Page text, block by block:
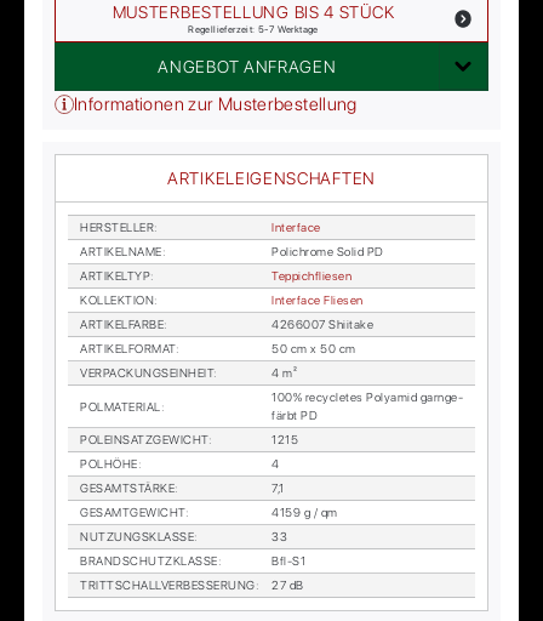
MUSTERBESTELLUNG BIS 4 STÜCK
Regellieferzeit: 5-7 Werktage
ANGEBOT ANFRAGEN
Informationen zur Musterbestellung
ARTIKELEIGENSCHAFTEN
HER­STEL­LER:
In­ter­face
AR­TI­KEL­NA­ME:
Po­lichro­me So­lid PD
AR­TI­KEL­TYP:
Tep­pich­flie­sen
KOL­LEK­TI­ON:
In­ter­face Flie­sen
AR­TI­KEL­FAR­BE:
4266007 Shii­ta­ke
AR­TI­KEL­FOR­MAT:
50 cm x 50 cm
VER­PA­CKUNGS­EIN­HEIT: 4 m²
POL­MA­TE­RI­AL :
100% re­cy­cle­tes Po­ly­amid garn­ge­
färbt PD
POL­EIN­SATZ­GE­WICHT:
1215
POL­HÖ­HE:
4
GE­SAMT­STÄR­KE:
7,1
GE­SAMT­GE­WICHT:
4159 g / qm
NUT­ZUNGS­KLAS­SE:
33
BRAND­SCHUTZ­KLAS­SE:
Bfl-S1
TRITT­SCHALL­VER­BES­SE­RUNG: 27 dB